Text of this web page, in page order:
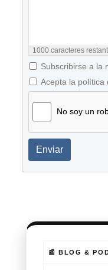
1000 caracteres
Subscribirse a la
Acepta la política
No soy un
Enviar
📰 BLOG &